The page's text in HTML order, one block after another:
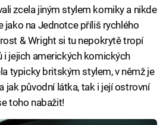
zcela jiným stylem komiky a nikde
jako na Jednotce příliš rychlého
& Wright si tu nepokrytě tropí
i jejich amerických komických
typicky britským stylem, v němž je
jak původní látka, tak i její ostrovní
toho nabažit!